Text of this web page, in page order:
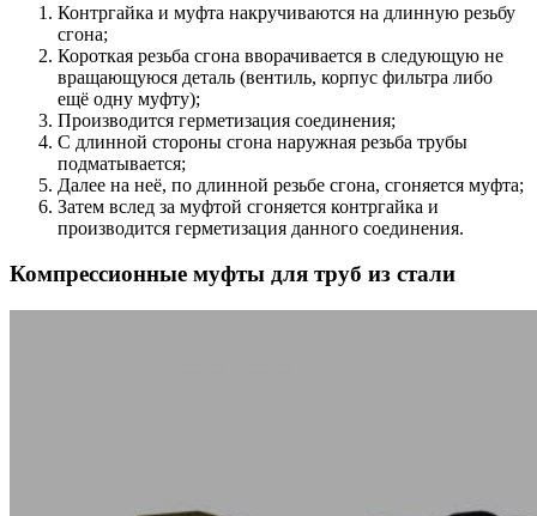
Контргайка и муфта накручиваются на длинную резьбу
сгона;
Короткая резьба сгона вворачивается в следующую не
вращающуюся деталь (вентиль, корпус фильтра либо
ещё одну муфту);
Производится герметизация соединения;
С длинной стороны сгона наружная резьба трубы
подматывается;
Далее на неё, по длинной резьбе сгона, сгоняется муфта;
Затем вслед за муфтой сгоняется контргайка и
производится герметизация данного соединения.
Компрессионные муфты для труб из стали